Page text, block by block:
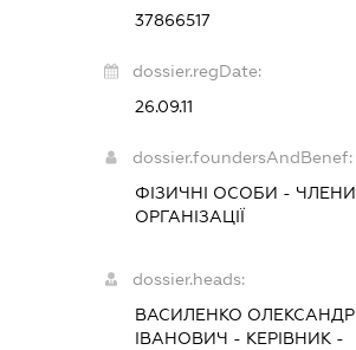
37866517
dossier.regDate:
26.09.11
dossier.foundersAndBenef:
ФІЗИЧНІ ОСОБИ - ЧЛЕНИ
ОРГАНІЗАЦІЇ
dossier.heads:
ВАСИЛЕНКО ОЛЕКСАНДР
ІВАНОВИЧ - КЕРІВНИК -